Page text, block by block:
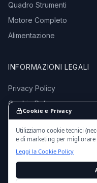
Quadro Strumenti
Motore Completo
Alimentazione
INFORMAZIONI LEGALI
Privacy Policy
Cookie Policy
Termini e Condizioni
© 2016 - 2026
Ricambi auto usati da
Cookie e Privacy
Utilizziamo cookie tecnici
e di marketing per migliorare
Leggi la Cookie Policy